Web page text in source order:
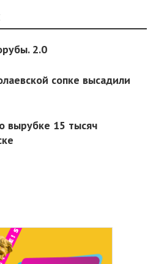
2.0
сопке высадили
вырубке 15 тысяч